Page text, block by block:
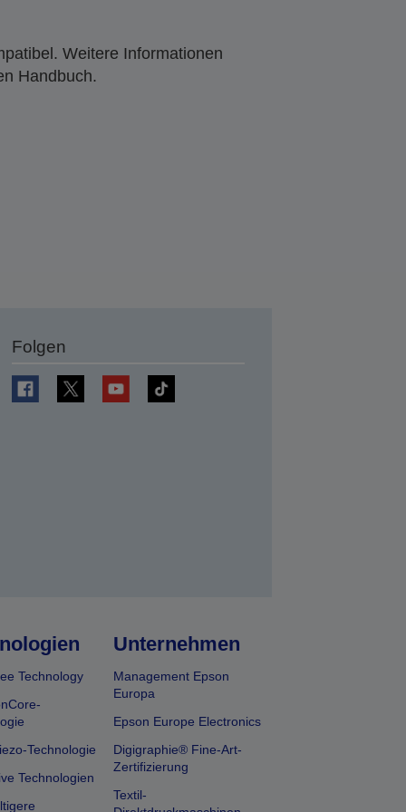
Weitere Informationen
Handbuch.
Folgen
Technology
Technologie
Technologien
Unternehmen
Management Epson
Europa
Epson Europe Electronics
Digigraphie® Fine-Art-
Zertifizierung
Textil-